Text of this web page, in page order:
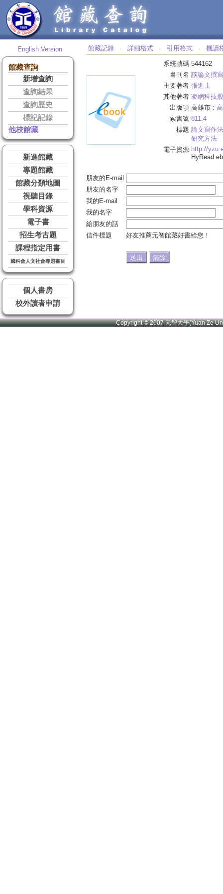
English Version
館藏查詢
新增查詢
查詢結果
查詢歷史
標記記錄
他校館藏
新進館藏
專題館藏
館藏分類地圖
視聽目錄
學科資源
電子書
招生考古題
課程指定用書
國科會人文社會專題書目
個人書房
校外讀者申請
館藏記錄 ‧ 詳細格式 ‧ 引用格式 ‧ 機讀
系統號碼 544162
書刊名 談論文撰
主要著者 張進上
其他著者 凌網科技
出版項 高雄市 :
索書號 811.4
標題 論文寫作法
研究方法
電子資源 http://
HyRead
朋友的E-mail
朋友的名字
我的E-mail
我的名字
給朋友的話
信件標題
好友推薦元智館藏好書給您！
Copyright © 2007 元智大學(Yuan Ze